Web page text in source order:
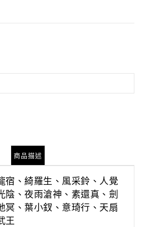
商品描述
宿、綺羅生、風采鈴、人覺
陰、夜雨滄神、素還真、劍
冥、葉小釵、意琦行、天扇
王